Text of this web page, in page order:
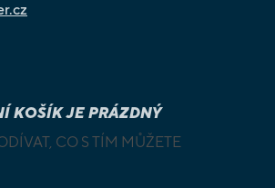
KOŠÍK JE PRÁZDNÝ
CO S TÍM MŮŽETE